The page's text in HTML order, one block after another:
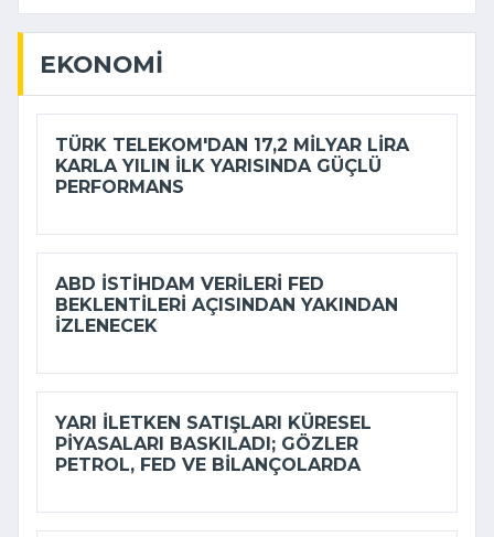
EKONOMI
TÜRK TELEKOM'DAN 17,2 MILYAR LIRA
KARLA YILIN ILK YARISINDA GÜÇLÜ
PERFORMANS
ABD ISTIHDAM VERILERI FED
BEKLENTILERI AÇISINDAN YAKINDAN
IZLENECEK
YARI ILETKEN SATIŞLARI KÜRESEL
PIYASALARI BASKILADI; GÖZLER
PETROL, FED VE BILANÇOLARDA